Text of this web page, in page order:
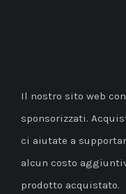
Il nostro sito web
sponsorizzati.
ci aiutate a
alcun costo
prodotto acquistato.